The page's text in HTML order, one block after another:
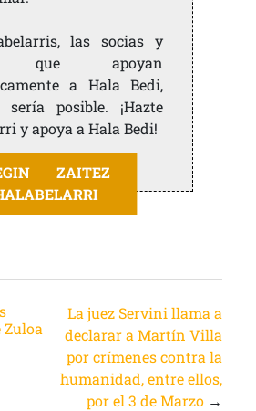
las socias y
que apoyan
a Hala Bedi,
posible. ¡Hazte
y apoya a Hala Bedi!
ZAITEZ
Zuloa
La juez Servini llama a
declarar a Martín Villa
por crímenes contra la
humanidad, entre ellos,
por el 3 de Marzo →